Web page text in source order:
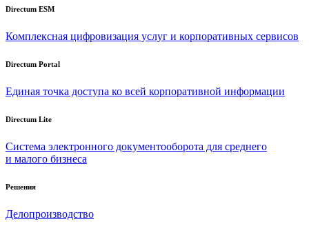
Directum ESM
Комплексная цифровизация услуг и корпоративных сервисов
Directum Portal
Единая точка доступа ко всей корпоративной информации
Directum Lite
Система электронного документооборота для среднего
и малого бизнеса
Решения
Делопроизводство